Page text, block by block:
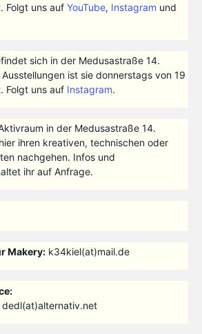
Folgt uns auf YouTube, Instagram und
sich in der Medusastraße 14.
ist sie donnerstags von 19
Folgt uns auf Instagram.
in der Medusastraße 14.
ihren kreativen, technischen oder
nachgehen. Infos und
ihr auf Anfrage.
Makery:k34kiel(at)mail.de